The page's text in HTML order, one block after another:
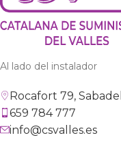
Al lado del instalador
Rocafort 79, Sabadell
659 784 777
info@csvalles.es